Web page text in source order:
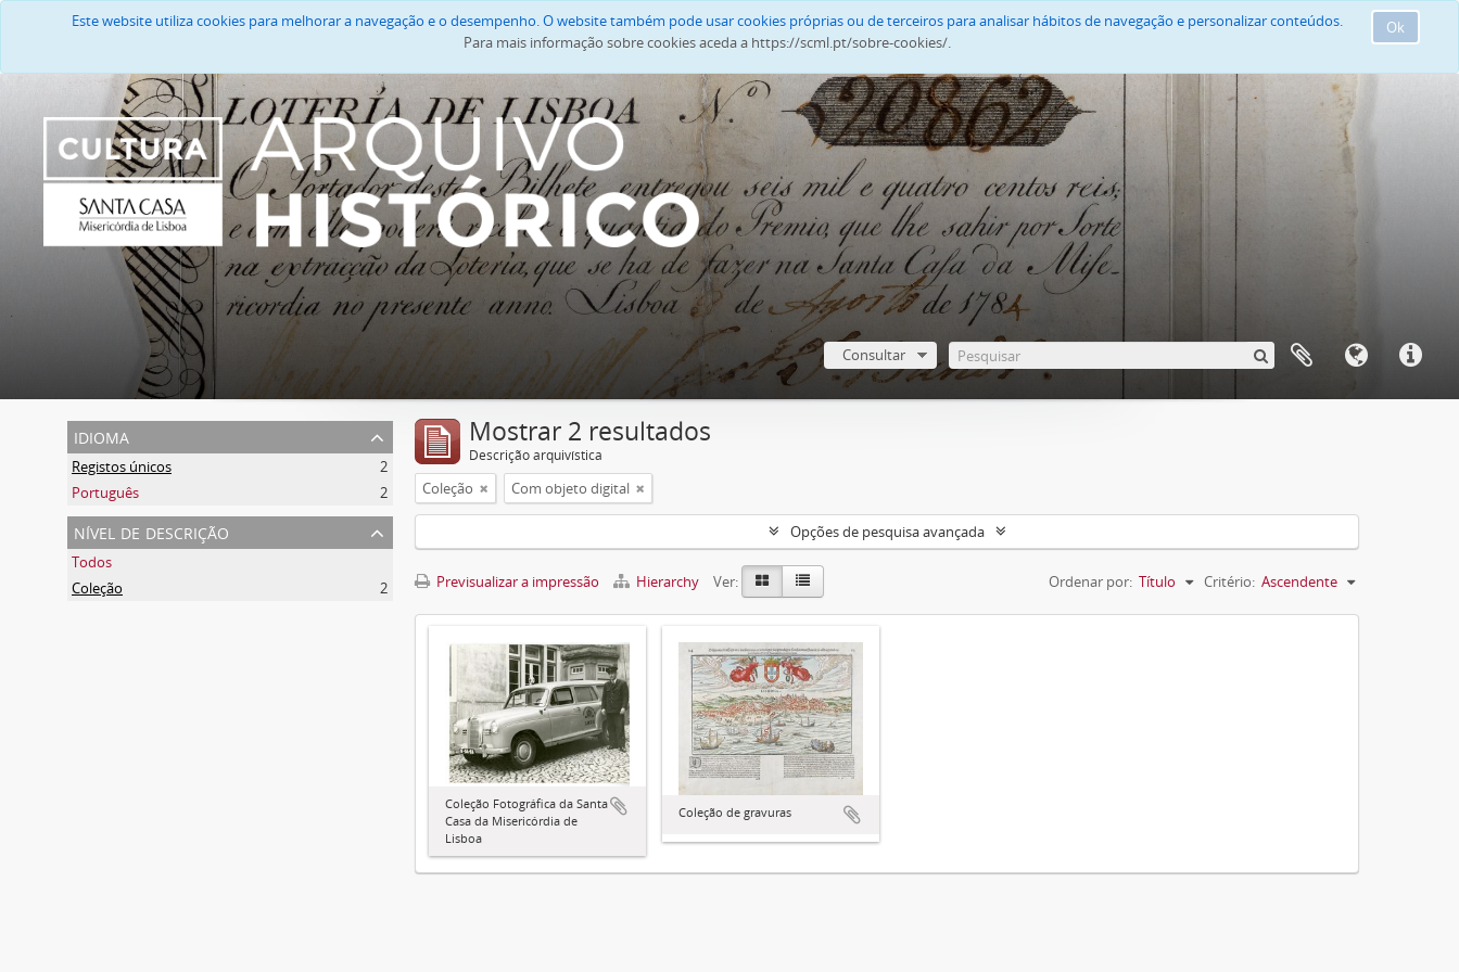
Ok
Este website utiliza cookies para melhorar a navegação e o desempenho. O website também pode usar cookies próprias ou de terceiros para analisar hábitos de navegação e personalizar conteúdos.
Para mais informação sobre cookies aceda a https://scml.pt/sobre-cookies/.
Consultar
idioma
Registos únicos
2
Português
2
nível de descrição
Todos
Coleção
2
Mostrar 2 resultados
Descrição arquivística
Coleção Com objeto digital
Opções de pesquisa avançada
Previsualizar a impressão Hierarchy Ver: Ordenar por: Título Critério: Ascendente
Coleção Fotográfica da Santa
Casa da Misericórdia de
Lisboa
Coleção de gravuras